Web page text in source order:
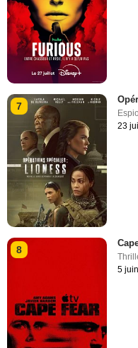
7
23
8
5